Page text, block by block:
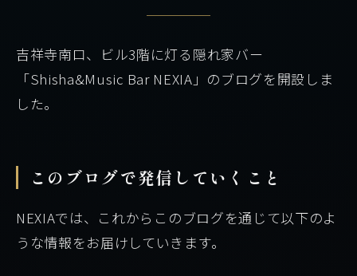
吉祥寺南口、ビル3階に灯る隠れ家バー
「Shisha&Music Bar NEXIA」のブログを開設しま
した。
このブログで発信していくこと
NEXIAでは、これからこのブログを通じて以下のよ
うな情報をお届けしていきます。